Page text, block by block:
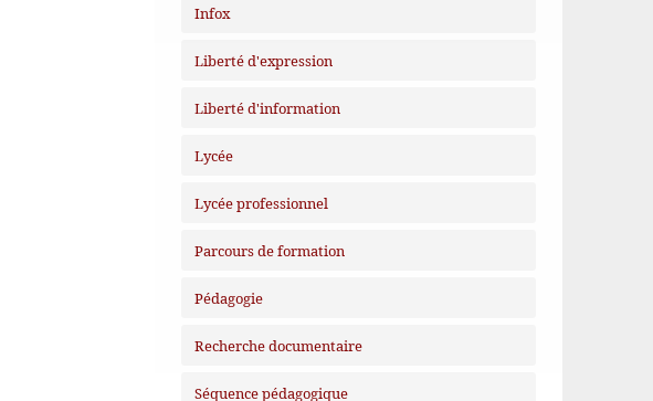
Infox
Liberté d'expression
Liberté d'information
Lycée
Lycée professionnel
Parcours de formation
Pédagogie
Recherche documentaire
Séquence pédagogique